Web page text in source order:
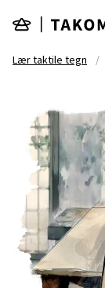
Lær taktile tegn